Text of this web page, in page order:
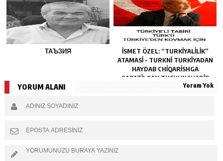
ТАЪЗИЯ
İSMET ÖZEL: “TURKIYALILIK”
ATAMASI – TURKNI TURKIYADAN
HAYDAB CHIQARISHGA
QARATILGAN TUSHUNCHADIR
YORUM ALANI Yorum Yok